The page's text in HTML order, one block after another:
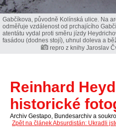
Gabčíkova, původně Kolínská ulice. Na
odměřuje vzdálenost od prchajícího
atentátu vydal proti směru jízdy
fasádou (dodnes stojí), uhnul doleva a
repro z knihy Jaroslav
Reinhard
historické
Archiv Gestapo, Bundesarchiv a
Zpět na článek Absurdistán: Ukradli